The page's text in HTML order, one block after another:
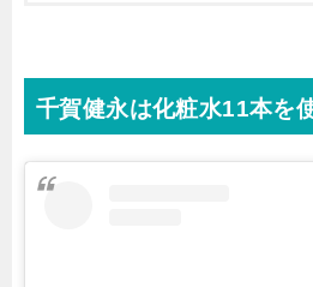
千賀健永は化粧水11本を